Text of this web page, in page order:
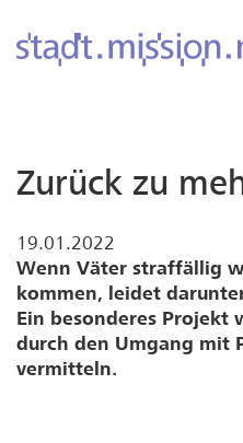
Zurück zu
19.01.2022
Wenn Väter straffällig
kommen, leidet
Ein besonderes
durch den Umgang mit
vermitteln.